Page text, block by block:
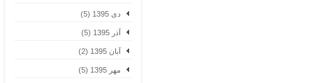
دی 1395 (5)
آذر 1395 (5)
آبان 1395 (2)
مهر 1395 (5)